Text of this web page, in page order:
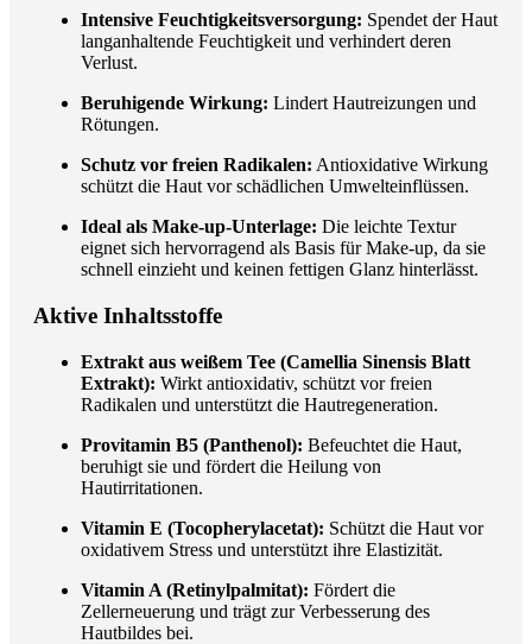
Intensive Feuchtigkeitsversorgung: Spendet der Haut
langanhaltende Feuchtigkeit und verhindert deren
Verlust.
Beruhigende Wirkung: Lindert Hautreizungen und
Rötungen.
Schutz vor freien Radikalen: Antioxidative Wirkung
schützt die Haut vor schädlichen Umwelteinflüssen.
Ideal als Make-up-Unterlage: Die leichte Textur
eignet sich hervorragend als Basis für Make-up, da sie
schnell einzieht und keinen fettigen Glanz hinterlässt.
Aktive Inhaltsstoffe
Extrakt aus weißem Tee (Camellia Sinensis Blatt
Extrakt): Wirkt antioxidativ, schützt vor freien
Radikalen und unterstützt die Hautregeneration.
Provitamin B5 (Panthenol): Befeuchtet die Haut,
beruhigt sie und fördert die Heilung von
Hautirritationen.
Vitamin E (Tocopherylacetat): Schützt die Haut vor
oxidativem Stress und unterstützt ihre Elastizität.
Vitamin A (Retinylpalmitat): Fördert die
Zellerneuerung und trägt zur Verbesserung des
Hautbildes bei.